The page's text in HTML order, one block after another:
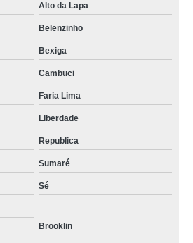
Alto da Lapa
Belenzinho
Bexiga
Cambuci
Faria Lima
Liberdade
Republica
Sumaré
Sé
Brooklin